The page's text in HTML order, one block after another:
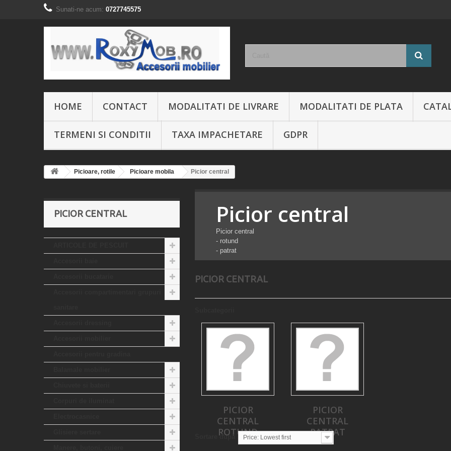
Sunati-ne acum: 0727745575
HOME CONTACT MODALITATI DE LIVRARE MODALITATI DE PLATA
TERMENI SI CONDITII TAXA IMPACHETARE GDPR
Picioare, rotile Picioare mobila Picior central
PICIOR CENTRAL Picior central
Picior central
- rotund
- patrat
PICIOR CENTRAL
PICIOR
CENTRAL
ROTUND
PICIOR
CENTRAL
PATRAT
Sortare după Price: Lowest first